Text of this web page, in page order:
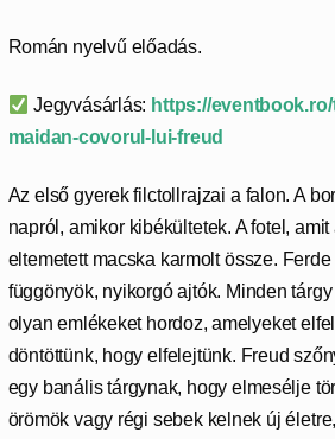
Román nyelvű előadás.
Jegyvásárlás: https://
maidan-covorul-lui-freud
Az első gyerek filctollrajzai a falon. A
napról, amikor kibékültetek. A fotel,
eltemetett macska karmolt össze.
függönyök, nyikorgó ajtók. Minden
olyan emlékeket hordoz, amelyeket
döntöttünk, hogy elfelejtünk. Freud
egy banális tárgynak, hogy elmesélje
örömök vagy régi sebek kelnek új